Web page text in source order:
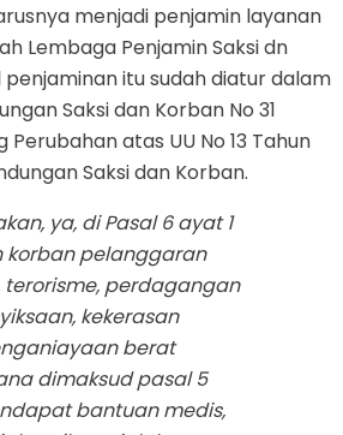
menjadi penjamin layanan
Lembaga Penjamin Saksi dn
penjaminan itu sudah diatur dalam
Saksi dan Korban No 31
Perubahan atas UU No 13 Tahun
Saksi dan Korban.
ya, di Pasal 6 ayat 1
korban pelanggaran
terorisme, perdagangan
kekerasan
berat
dimaksud pasal 5
bantuan medis,